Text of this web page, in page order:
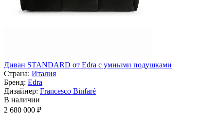
Диван STANDARD от Edra с умными подушками
Страна: Италия
Бренд: Edra
Дизайнер: Francesco Binfaré
В наличии
2 680 000 ₽